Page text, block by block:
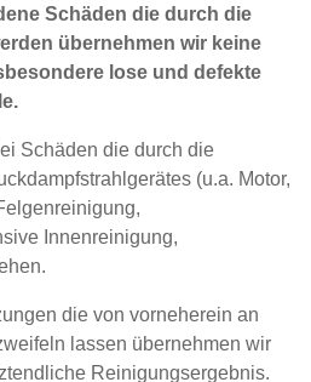
Schäden die durch die
übernehmen wir keine
lose und defekte
Schäden die durch die
(u.a. Motor,
Innenreinigung,
die von vorneherein an
lassen übernehmen wir
Reinigungsergebnis.